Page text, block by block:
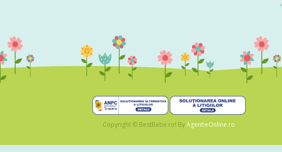
Copyright © BestBebe.ro! ByAgentieOnline.ro